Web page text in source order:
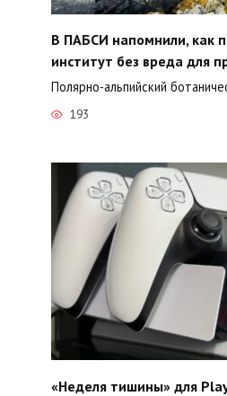
В ПАБСИ напомнили, как
институт без вреда для
Полярно-альпийский
193
«Неделя тишины» для